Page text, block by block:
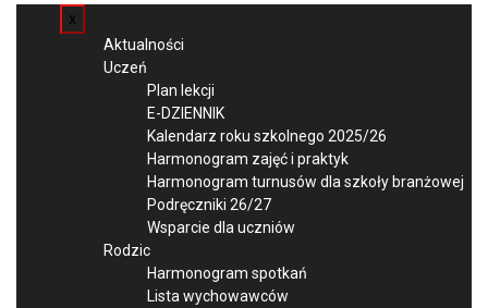
x
Aktualności
Uczeń
Plan lekcji
E-DZIENNIK
Kalendarz roku szkolnego 2025/26
Harmonogram zajęć i praktyk
Harmonogram turnusów dla szkoły branżowej
Podręczniki 26/27
Wsparcie dla uczniów
Rodzic
Harmonogram spotkań
Lista wychowawców